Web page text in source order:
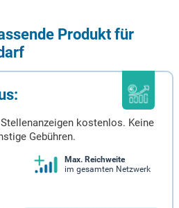
Produkt für
kostenlos. Keine
Gebühren.
Max. Reichweite
im gesamten Netzwerk